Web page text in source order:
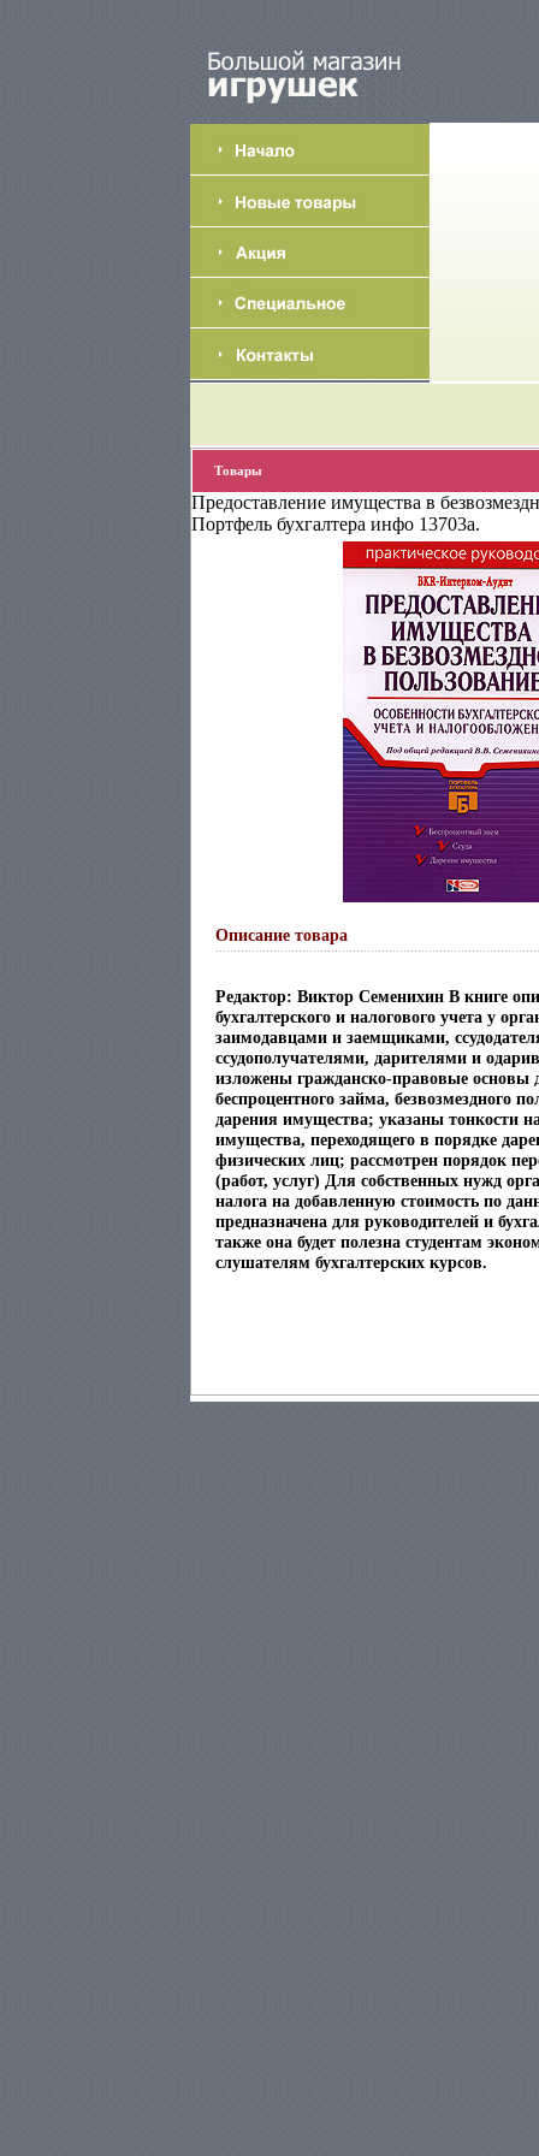
Товары
Предоставление имущества в
Портфель бухгалтера инфо 13703a.
Описание товара
Редактор: Виктор Семенихин В книге
бухгалтерского и налогового учета у
заимодавцами и заемщиками,
ссудополучателями, дарителями и
изложены гражданско-правовые основы
беспроцентного займа, безвозмездного
дарения имущества; указаны тонкости
имущества, переходящего в порядке
физических лиц; рассмотрен порядок
(работ, услуг) Для собственных нужд
налога на добавленную стоимость по
предназначена для руководителей и
также она будет полезна студентам
слушателям бухгалтерских курсов.